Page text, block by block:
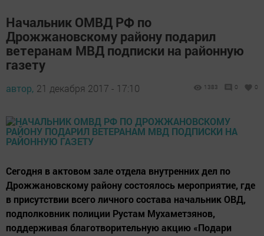
Начальник ОМВД РФ по
Дрожжановскому району подарил
ветеранам МВД подписки на районную
газету
автор, 21 декабря 2017 - 17:10 1383 0 0
Сегодня в актовом зале отдела внутренних дел по
Дрожжановскому району состоялось мероприятие, где
в присутствии всего личного состава начальник ОВД,
подполковник полиции Рустам Мухаметзянов,
поддерживая благотворительную акцию «Подари